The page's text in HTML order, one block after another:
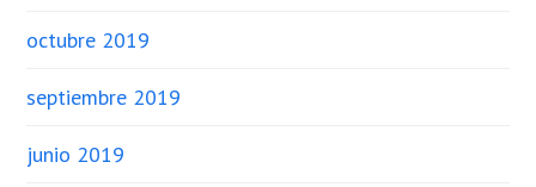
octubre 2019
septiembre 2019
junio 2019